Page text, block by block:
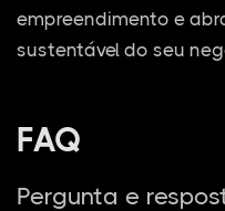
empreendimento e
sustentável do seu
FAQ
Pergunta e